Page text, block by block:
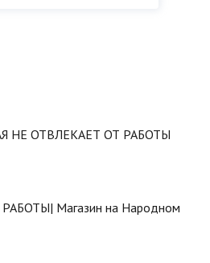
НЕ ОТВЛЕКАЕТ ОТ РАБОТЫ
Магазин на Народном